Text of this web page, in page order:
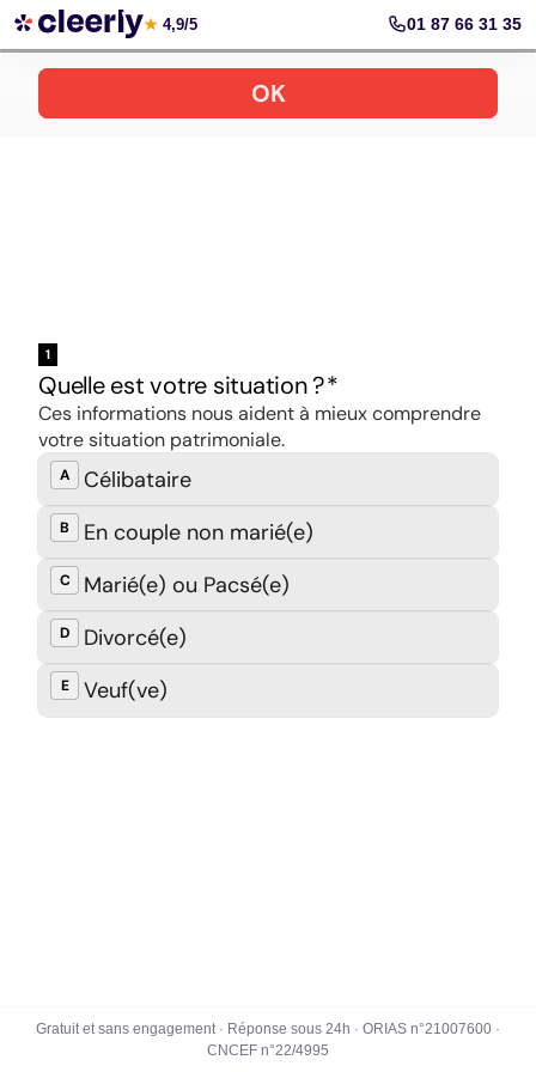
Ouvrir son PER en ligne
★ 4,9/5 01 87 66 31 35
Gratuit et sans engagement · Réponse sous 24h · ORIAS n°21007600 ·
CNCEF n°22/4995